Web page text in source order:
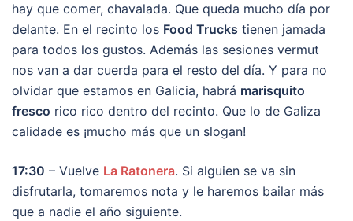
hay que comer, chavalada. Que queda mucho día por
delante. En el recinto los Food Trucks tienen jamada
para todos los gustos. Además las sesiones vermut
nos van a dar cuerda para el resto del día. Y para no
olvidar que estamos en Galicia, habrá marisquito
fresco rico rico dentro del recinto. Que lo de Galiza
calidade es ¡mucho más que un slogan!
17:30 – Vuelve La Ratonera. Si alguien se va sin
disfrutarla, tomaremos nota y le haremos bailar más
que a nadie el año siguiente.